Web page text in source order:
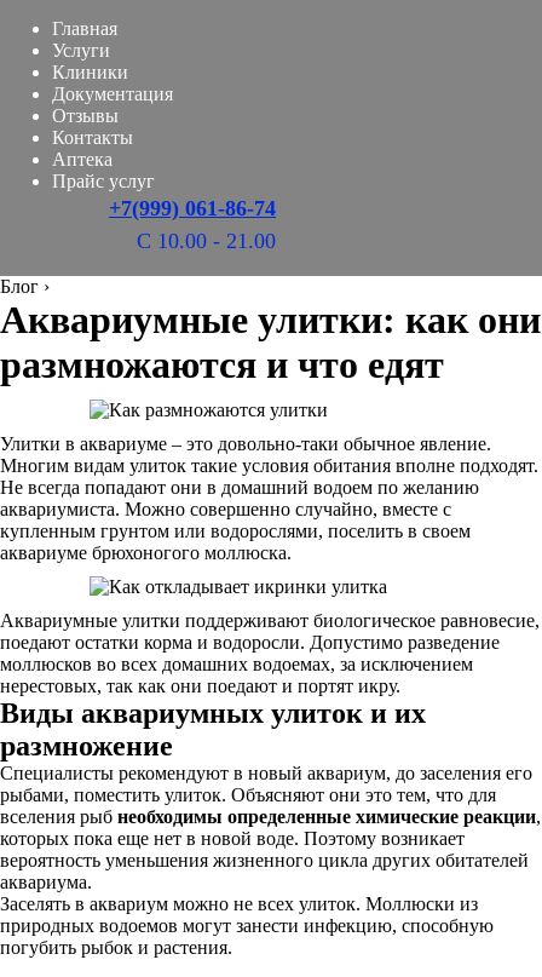
Главная
Услуги
Клиники
Документация
Отзывы
Контакты
Аптека
Прайс услуг
+7(999) 061-86-74
С 10.00 - 21.00
Блог ›
Аквариумные улитки: как они
размножаются и что едят
Улитки в аквариуме – это довольно-таки обычное явление.
Многим видам улиток такие условия обитания вполне подходят.
Не всегда попадают они в домашний водоем по желанию
аквариумиста. Можно совершенно случайно, вместе с
купленным грунтом или водорослями, поселить в своем
аквариуме брюхоногого моллюска.
Аквариумные улитки поддерживают биологическое равновесие,
поедают остатки корма и водоросли. Допустимо разведение
моллюсков во всех домашних водоемах, за исключением
нерестовых, так как они поедают и портят икру.
Виды аквариумных улиток и их
размножение
Специалисты рекомендуют в новый аквариум, до заселения его
рыбами, поместить улиток. Объясняют они это тем, что для
вселения рыб необходимы определенные химические реакции,
которых пока еще нет в новой воде. Поэтому возникает
вероятность уменьшения жизненного цикла других обитателей
аквариума.
Заселять в аквариум можно не всех улиток. Моллюски из
природных водоемов могут занести инфекцию, способную
погубить рыбок и растения.